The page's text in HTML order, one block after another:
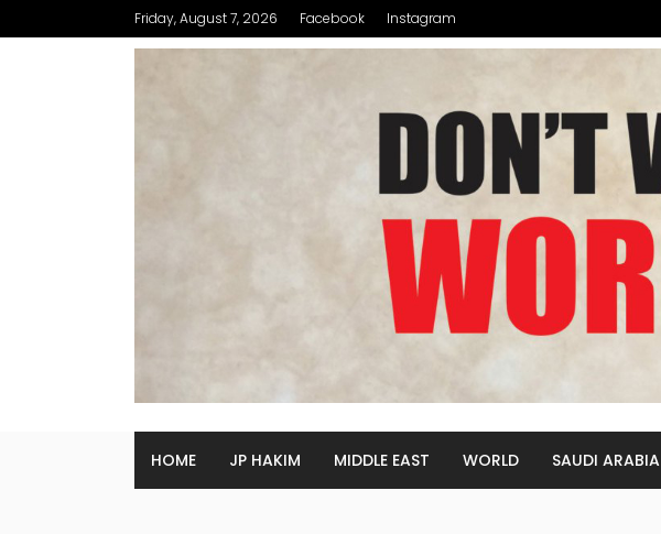
Friday, August 7, 2026 Facebook Instagram
HOME JP HAKIM MIDDLE EAST WORLD SAUDI ARABIA